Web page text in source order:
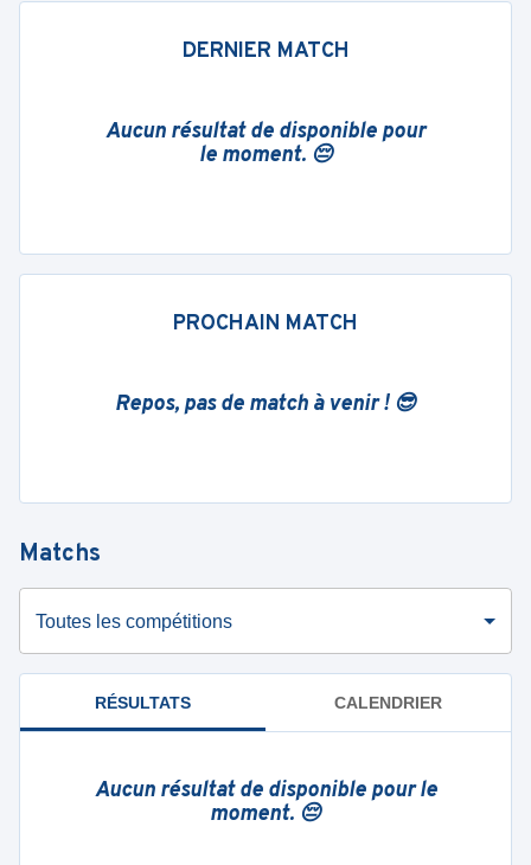
DERNIER MATCH
Aucun résultat de disponible pour
le moment. 😔
PROCHAIN MATCH
Repos, pas de match à venir ! 😎
Matchs
Toutes les compétitions
RÉSULTATS CALENDRIER
Aucun résultat de disponible pour le
moment. 😔